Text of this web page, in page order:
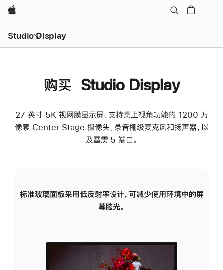
Apple
Studio Display
购买 Studio Display
27 英寸 5K 视网膜显示屏、支持桌上视角功能的 1200 万
像素 Center Stage 摄像头、录音棚级麦克风和扬声器，以
及雷雳 5 端口。
标准玻璃面板采用低反射率设计，可减少使用环境中的屏
幕眩光。